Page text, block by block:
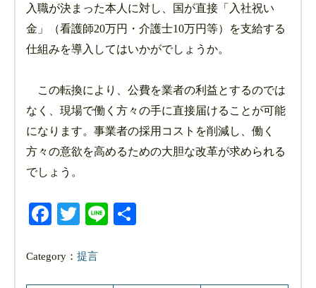
入職が決まった本人に対し、国が直接「入社祝い
金」（看護師20万円・介護士10万円等）を支給する
仕組みを導入してはいかがでしょうか。
この転換により、公費を業者の利益とするのでは
なく、現場で働く方々の手に直接届けることが可能
になります。事業者の採用コストを削減し、働く
方々の意欲を高めるための大胆な改革が求められる
でしょう。
Facebook
Twitter
Line
Category：提言